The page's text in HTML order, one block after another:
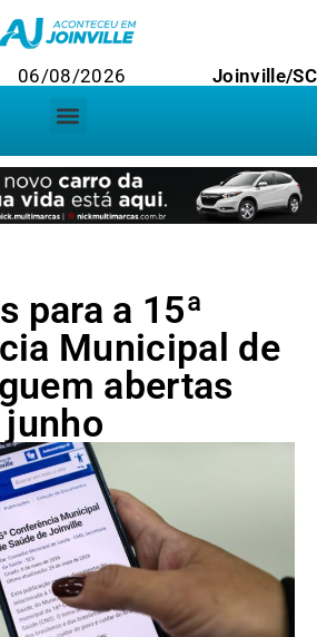
06/08/2026 Joinville/SC
para a 15ª
Municipal de
abertas